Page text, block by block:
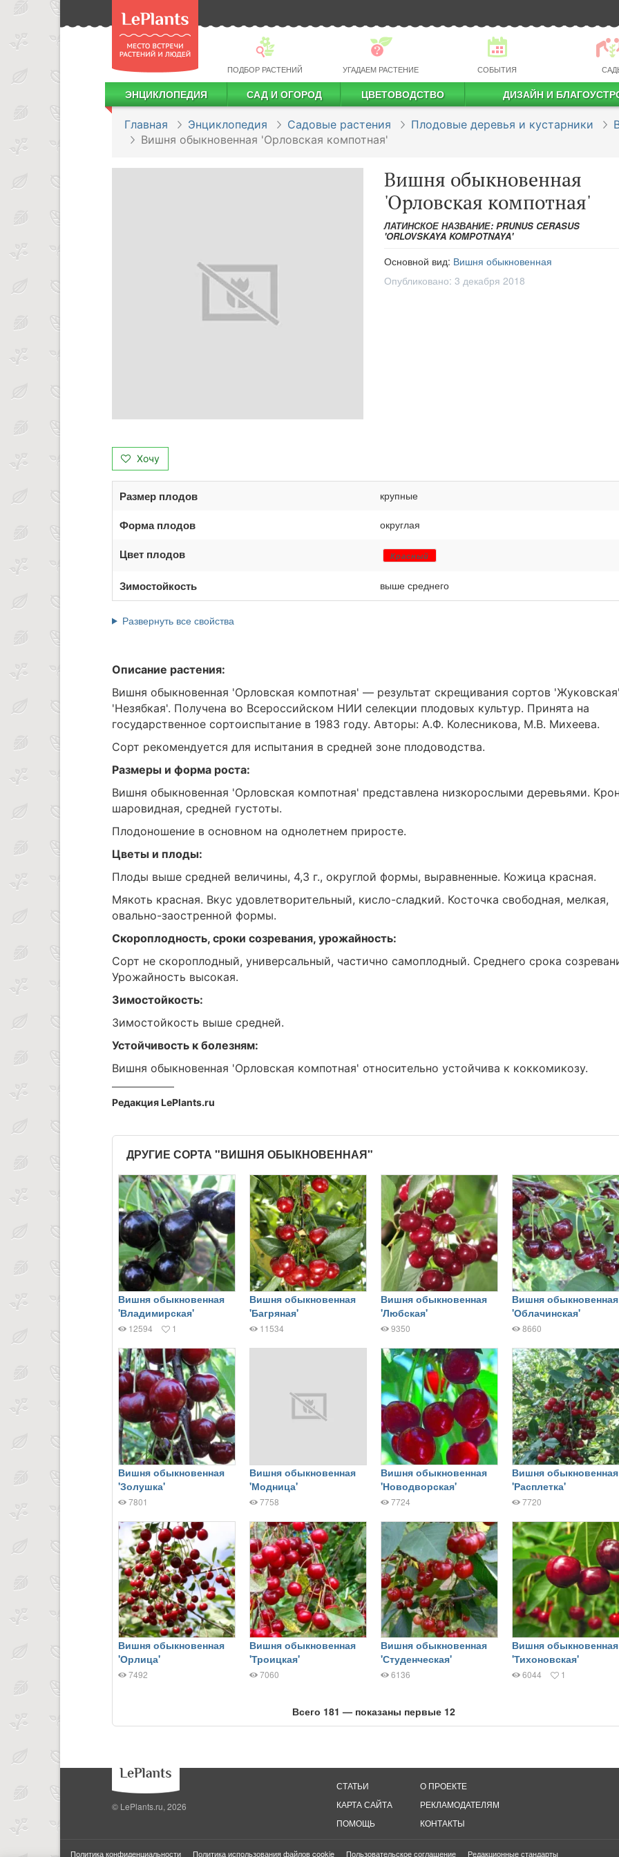
ПОДБОР РАСТЕНИЙ УГАДАЕМ РАСТЕНИЕ СОБЫТИЯ
ЭНЦИКЛОПЕДИЯ САД И ОГОРОД ЦВЕТОВОДСТВО ДИЗАЙН И
Главная Энциклопедия Садовые растения Плодовые деревья и кустарники
Вишня обыкновенная 'Орловская компотная'
Вишня обыкновенная
'Орловская компотная'
ЛАТИНСКОЕ НАЗВАНИЕ: PRUNUS CERASUS
'ORLOVSKAYA KOMPOTNAYA'
Основной вид: Вишня обыкновенная
Опубликовано: 3 декабря 2018
Хочу
Размер плодов крупные
Форма плодов округлая
Цвет плодов Красный
Зимостойкость выше среднего
Развернуть все свойства
Описание растения:
Вишня обыкновенная 'Орловская компотная' — результат скрещивания сортов
'Незябкая'. Получена во Всероссийском НИИ селекции плодовых культур. Принята на
государственное сортоиспытание в 1983 году. Авторы: А.Ф. Колесникова, М.В. Михеева.
Сорт рекомендуется для испытания в средней зоне плодоводства.
Размеры и форма роста:
Вишня обыкновенная 'Орловская компотная' представлена низкорослыми деревьями.
шаровидная, средней густоты.
Плодоношение в основном на однолетнем приросте.
Цветы и плоды:
Плоды выше средней величины, 4,3 г., округлой формы, выравненные. Кожица красная.
Мякоть красная. Вкус удовлетворительный, кисло-сладкий. Косточка свободная, мелкая,
овально-заостренной формы.
Скороплодность, сроки созревания, урожайность:
Сорт не скороплодный, универсальный, частично самоплодный. Среднего срока
Урожайность высокая.
Зимостойкость:
Зимостойкость выше средней.
Устойчивость к болезням:
Вишня обыкновенная 'Орловская компотная' относительно устойчива к коккомикозу.
Редакция LePlants.ru
ДРУГИЕ СОРТА "ВИШНЯ ОБЫКНОВЕННАЯ"
Вишня обыкновенная
'Владимирская'
12594 1
Вишня обыкновенная
'Багряная'
11534
Вишня обыкновенная
'Любская'
9350
Вишня обыкновенная
'Облачинская'
8660
Вишня обыкновенная
'Золушка'
7801
Вишня обыкновенная
'Модница'
7758
Вишня обыкновенная
'Новодворская'
7724
Вишня обыкновенная
'Расплетка'
7720
Вишня обыкновенная
'Орлица'
7492
Вишня обыкновенная
'Троицкая'
7060
Вишня обыкновенная
'Студенческая'
6136
Вишня обыкновенная
'Тихоновская'
6044 1
Всего 181 — показаны первые 12
© LePlants.ru, 2026
СТАТЬИ
КАРТА САЙТА
ПОМОЩЬ
О ПРОЕКТЕ
РЕКЛАМОДАТЕЛЯМ
КОНТАКТЫ
Политика конфиденциальности Политика использования файлов cookie Пользовательское соглашение Редакционные стандарты